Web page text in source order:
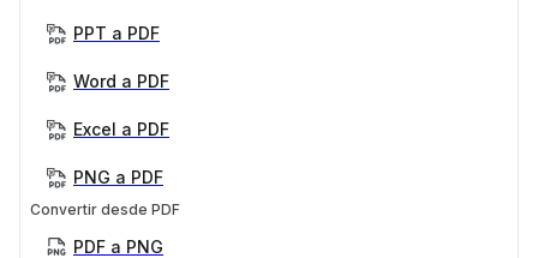
PPT a PDF
Word a PDF
Excel a PDF
PNG a PDF
Convertir desde PDF
PDF a PNG